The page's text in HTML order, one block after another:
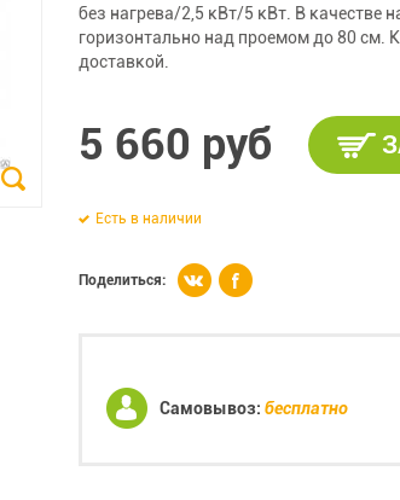
без нагрева/2,5 кВт/5 кВт. В качестве
горизонтально над проемом до 80 см.
доставкой.
5 660 руб
Есть в наличии
Поделиться:
Самовывоз: бесплатно